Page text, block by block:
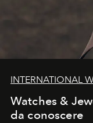
INTERNATIONAL
Watches &
da conoscere